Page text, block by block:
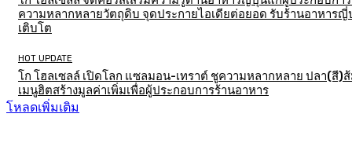
ความหลากหลายวัตถุดิบ จุดประกายไอเดียต่อยอด รับร้านอาหาร
เติบโต
HOT UPDATE
โก โฮลเซลล์ เปิดโลก แซลมอน-เทราต์ ชูความหลากหลาย ปลา(สี)
เมนูฮิตสร้างมูลค่าเพิ่มเพื่อผู้ประกอบการร้านอาหาร
โหลดเพิ่มเติม